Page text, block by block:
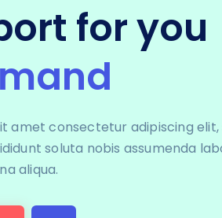
for you
amet consectetur adipiscing elit,
soluta nobis assumenda
aliqua.